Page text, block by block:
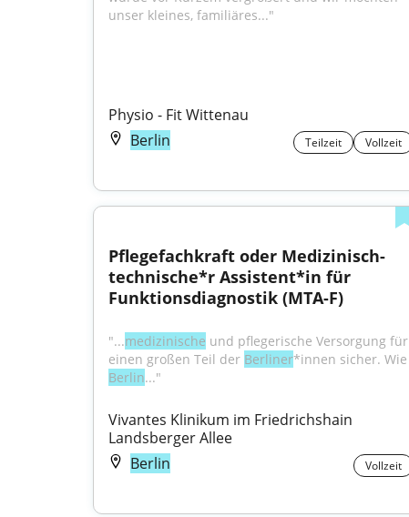
unser kleines, familiäres..."
Physio - Fit Wittenau
Berlin
Teilzeit Vollzeit
Pflegefachkraft oder Medizinisch-
technische*r Assistent*in für
Funktionsdiagnostik (MTA-F)
"...medizinische und pflegerische Versorgung für
einen großen Teil der Berliner
Berlin..."
Vivantes Klinikum im Friedrichshain
Landsberger Allee
Berlin
Vollzeit